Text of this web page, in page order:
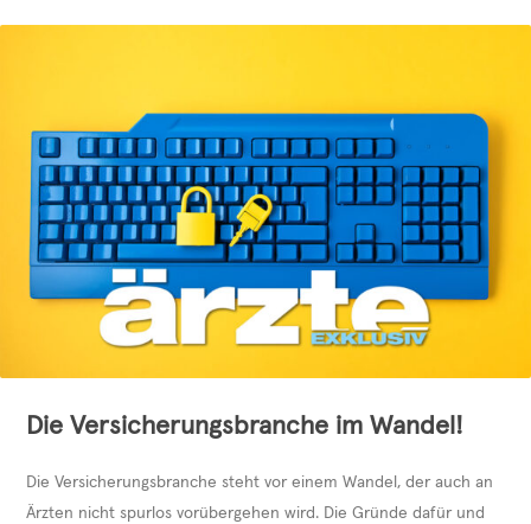
Die Versicherungsbranche im Wandel!
Die Versicherungsbranche steht vor einem Wandel, der auch an
Ärzten nicht spurlos vorübergehen wird. Die Gründe dafür und